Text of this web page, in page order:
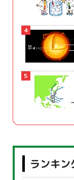
4
5
ランキン